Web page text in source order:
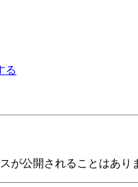
る
が公開されることはあり